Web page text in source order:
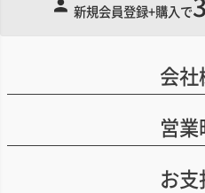
新規会員登録+購入で
会社
営業
お支